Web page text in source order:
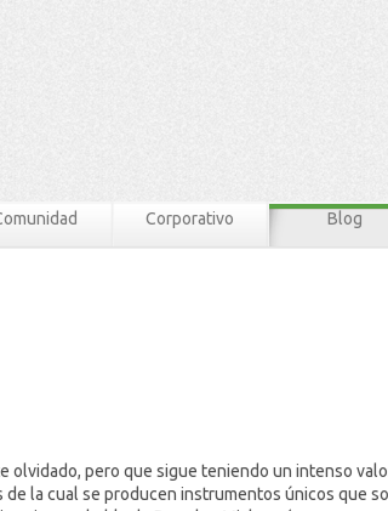
Corporativo Blog
olvidado, pero que sigue teniendo un intenso
la cual se producen instrumentos únicos que